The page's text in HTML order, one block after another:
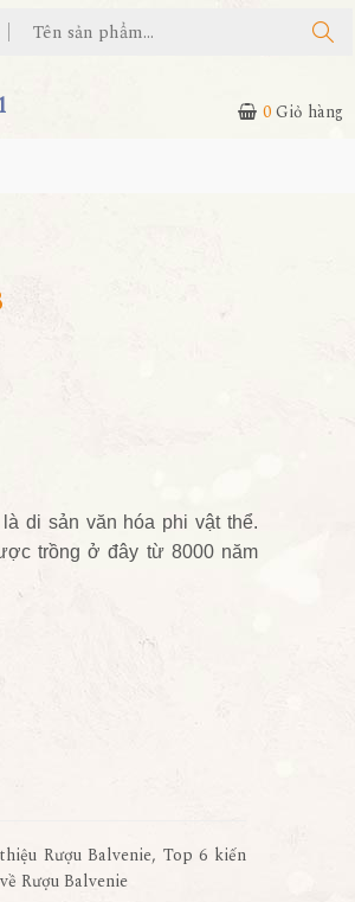
0Giỏ hàng
di sản văn hóa phi vật thể.
trồng ở đây từ 8000 năm
Rượu Balvenie, Top 6 kiến
Rượu Balvenie